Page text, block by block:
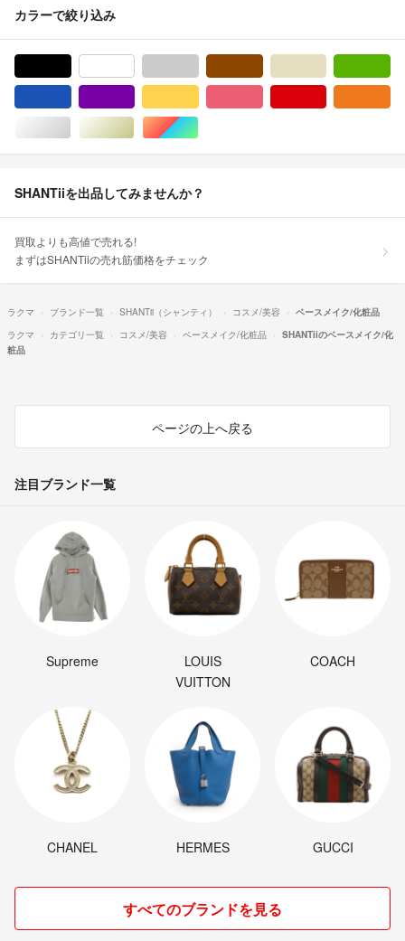
カラーで絞り込み
シルバー/銀色系ゴールド/金色系マルチカラー
SHANTiiを出品してみませんか？
買取よりも高値で売れる!
まずはSHANTiiの売れ筋価格をチェック
ラクマ ブランド一覧 SHANTii（シャンティ） コスメ/美容
ベースメイク/化粧品
ラクマ
カテゴリ一覧 コスメ/美容 ベースメイク/化粧品
SHANTiiのベースメイク/化
粧品
ページの上へ戻る
注目ブランド一覧
Supreme
LOUIS
VUITTON
COACH
CHANEL HERMES GUCCI
すべてのブランドを見る